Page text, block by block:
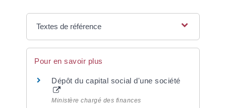
Textes de référence
Pour en savoir plus
Dépôt du capital social d'une société
Ministère chargé des finances